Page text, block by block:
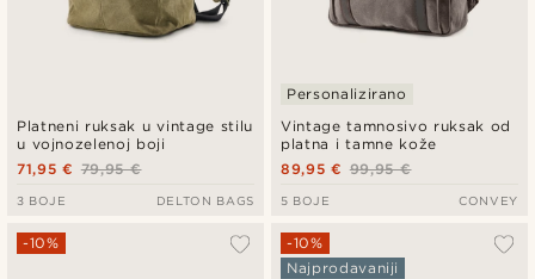
Platneni ruksak u vintage stilu
u vojnozelenoj boji
79,95 €
71,95 €
3 BOJE DELTON BAGS
Vintage tamnosivo ruksak od
platna i tamne kože
Personalizirano
99,95 €
89,95 €
5 BOJE CONVEY
-10%
-10%
Najprodavaniji